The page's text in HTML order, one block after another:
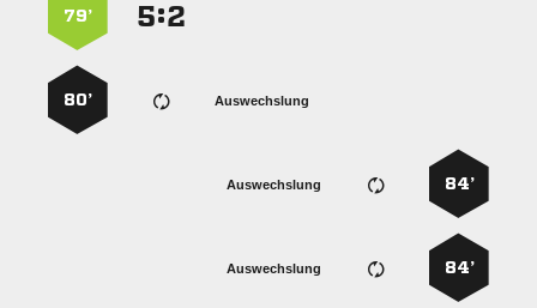
:
79’
Auswechslung
80’
84’
Auswechslung
84’
Auswechslung